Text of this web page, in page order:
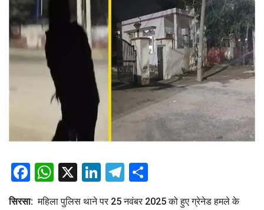
Facebook
WhatsApp
X LinkedIn
Telegram
सिरसा: महिला पुलिस थाने पर 25 नवंबर 2025 को हुए ग्रेनेड हमले के